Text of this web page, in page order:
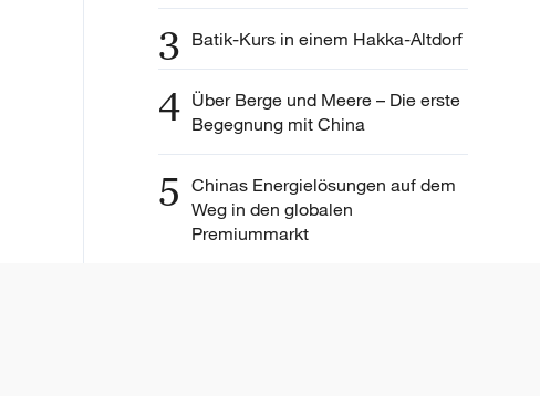
3 Batik-Kurs in einem Hakka-Altdorf
4 Über Berge und Meere – Die erste
Begegnung mit China
5 Chinas Energielösungen auf dem
Weg in den globalen
Premiummarkt